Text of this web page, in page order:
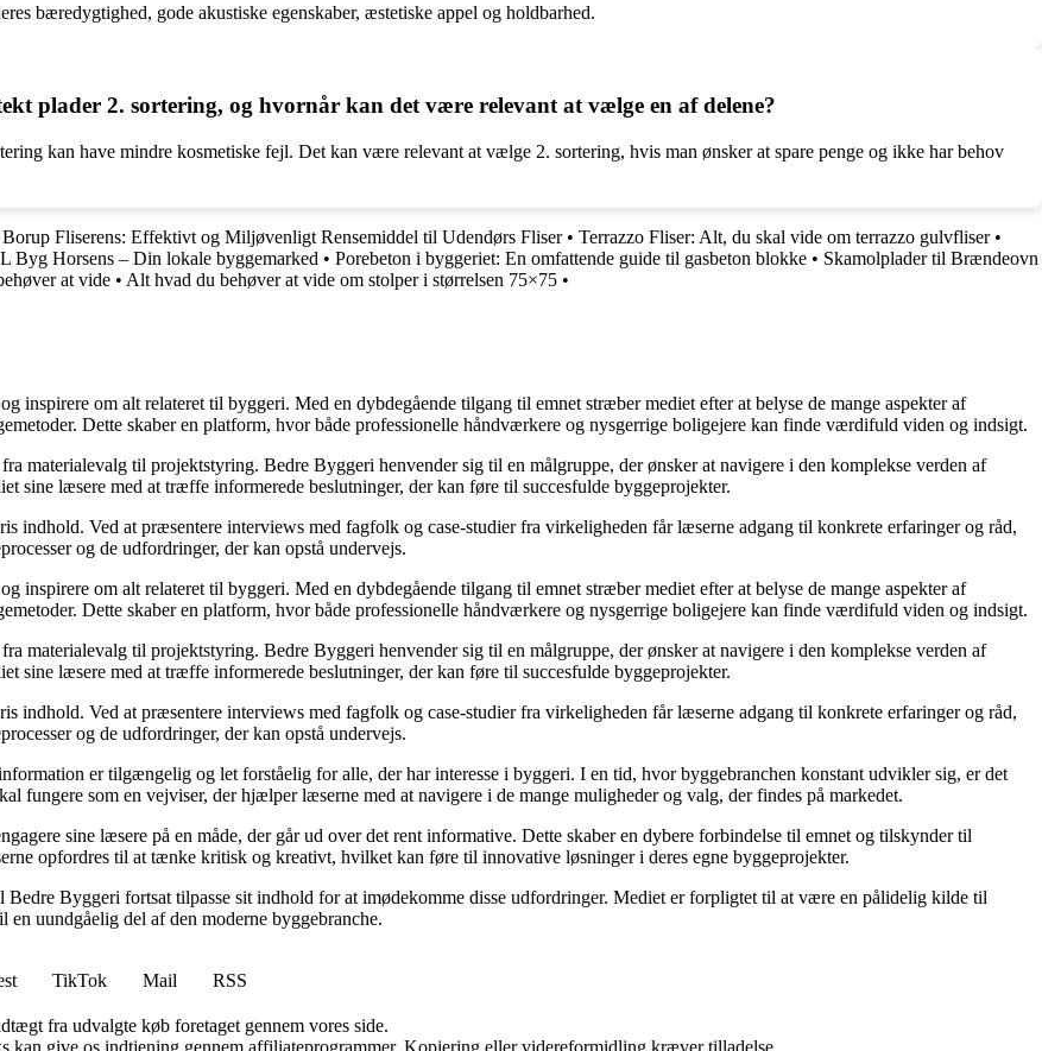
bæredygtighed, gode akustiske egenskaber, æstetiske appel og holdbarhed.
plader 2. sortering, og hvornår kan det være relevant at vælge en af delene?
kan have mindre kosmetiske fejl. Det kan være relevant at vælge 2. sortering, hvis man ønsker at spare penge og ikke har behov
Borup Fliserens: Effektivt og Miljøvenligt Rensemiddel til Udendørs Fliser• Terrazzo Fliser: Alt, du skal vide om terrazzo gulvfliser•
Byg Horsens – Din lokale byggemarked • Porebeton i byggeriet: En omfattende guide til gasbeton blokke • Skamolplader til Brændeovn
at vide • Alt hvad du behøver at vide om stolper i størrelsen 75×75 •
inspirere om alt relateret til byggeri. Med en dybdegående tilgang til emnet stræber mediet efter at belyse de mange aspekter af
Dette skaber en platform, hvor både professionelle håndværkere og nysgerrige boligejere kan finde værdifuld viden og indsigt.
materialevalg til projektstyring. Bedre Byggeri henvender sig til en målgruppe, der ønsker at navigere i den komplekse verden af
sine læsere med at træffe informerede beslutninger, der kan føre til succesfulde byggeprojekter.
indhold. Ved at præsentere interviews med fagfolk og case-studier fra virkeligheden får læserne adgang til konkrete erfaringer og råd,
og de udfordringer, der kan opstå undervejs.
inspirere om alt relateret til byggeri. Med en dybdegående tilgang til emnet stræber mediet efter at belyse de mange aspekter af
Dette skaber en platform, hvor både professionelle håndværkere og nysgerrige boligejere kan finde værdifuld viden og indsigt.
materialevalg til projektstyring. Bedre Byggeri henvender sig til en målgruppe, der ønsker at navigere i den komplekse verden af
sine læsere med at træffe informerede beslutninger, der kan føre til succesfulde byggeprojekter.
indhold. Ved at præsentere interviews med fagfolk og case-studier fra virkeligheden får læserne adgang til konkrete erfaringer og råd,
og de udfordringer, der kan opstå undervejs.
er tilgængelig og let forståelig for alle, der har interesse i byggeri. I en tid, hvor byggebranchen konstant udvikler sig, er det
fungere som en vejviser, der hjælper læserne med at navigere i de mange muligheder og valg, der findes på markedet.
sine læsere på en måde, der går ud over det rent informative. Dette skaber en dybere forbindelse til emnet og tilskynder til
opfordres til at tænke kritisk og kreativt, hvilket kan føre til innovative løsninger i deres egne byggeprojekter.
Byggeri fortsat tilpasse sit indhold for at imødekomme disse udfordringer. Mediet er forpligtet til at være en pålidelig kilde til
uundgåelig del af den moderne byggebranche.
TikTok Mail
RSS
fra udvalgte køb foretaget gennem vores side.
give os indtjening gennem affiliateprogrammer. Kopiering eller videreformidling kræver tilladelse.